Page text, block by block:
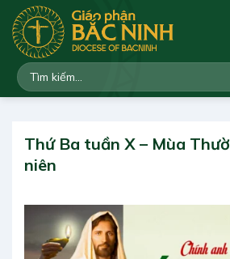
qua
dung
Thứ Ba tuần X – Mùa
niên